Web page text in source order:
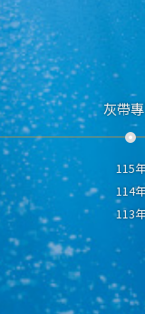
灰帶
115年
114年
113年